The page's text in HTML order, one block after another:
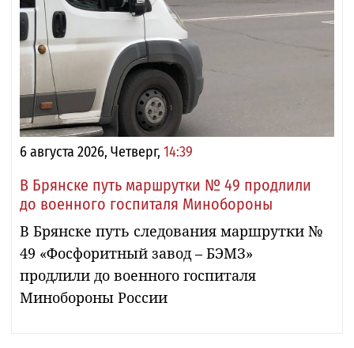
6 августа 2026, Четверг, 14:39
В Брянске путь маршрутки № 49 продлили
до военного госпиталя Минобороны
В Брянске путь следования маршрутки №
49 «Фосфоритный завод – БЭМЗ»
продлили до военного госпиталя
Минобороны России